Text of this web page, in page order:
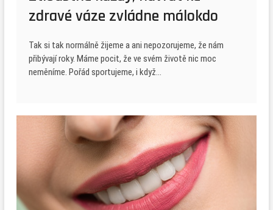
zdravé váze zvládne málokdo
Tak si tak normálně žijeme a ani nepozorujeme, že nám
přibývají roky. Máme pocit, že ve svém životě nic moc
neměníme. Pořád sportujeme, i když…